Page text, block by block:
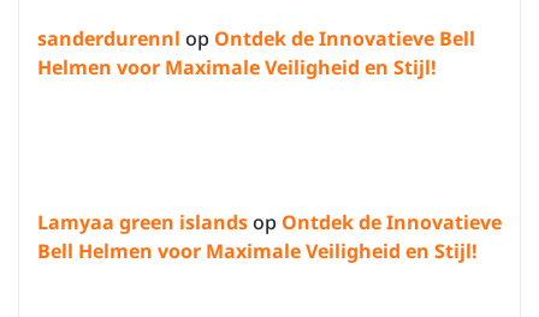
sanderdurennl op Ontdek de Innovatieve Bell
Helmen voor Maximale Veiligheid en Stijl!
Lamyaa green islandsop Ontdek de Innovatieve
Bell Helmen voor Maximale Veiligheid en Stijl!